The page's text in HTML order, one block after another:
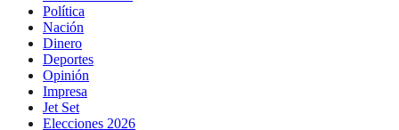
Política
Nación
Dinero
Deportes
Opinión
Impresa
Jet Set
Elecciones 2026